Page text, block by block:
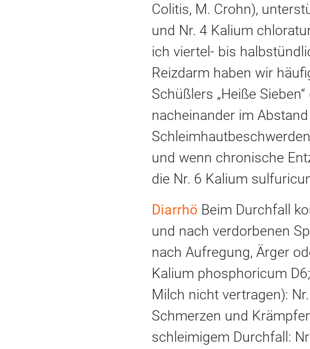
Colitis, M. Crohn),
und Nr. 4 Kalium
ich viertel- bis
Reizdarm haben wir
Schüßlers „Heiße
nacheinander im
und wenn chronische
die Nr. 6 Kalium
Diarrhö Beim Durchfall
und nach verdorbenen
nach Aufregung, Ärger
Kalium phosphoricum
Milch nicht vertragen):
Schmerzen und
schleimigem Durchfall: